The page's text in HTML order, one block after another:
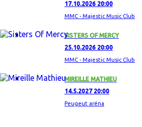
17.10.2026 20:00
MMC - Majestic Music Club
SISTERS OF MERCY
25.10.2026 20:00
MMC - Majestic Music Club
MIREILLE MATHIEU
14.5.2027 20:00
Peugeut aréna